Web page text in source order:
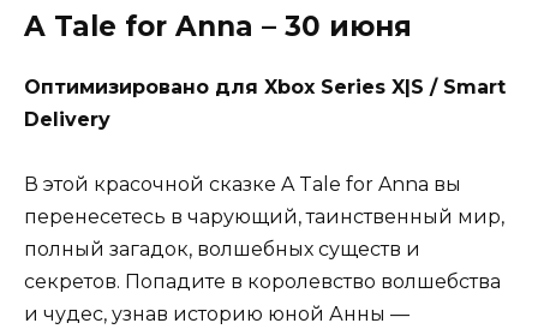
A Tale for Anna – 30 июня
Оптимизировано для Xbox Series X|S / Smart
Delivery
В этой красочной сказке A Tale for Anna вы
перенесетесь в чарующий, таинственный мир,
полный загадок, волшебных существ и
секретов. Попадите в королевство волшебства
и чудес, узнав историю юной Анны —